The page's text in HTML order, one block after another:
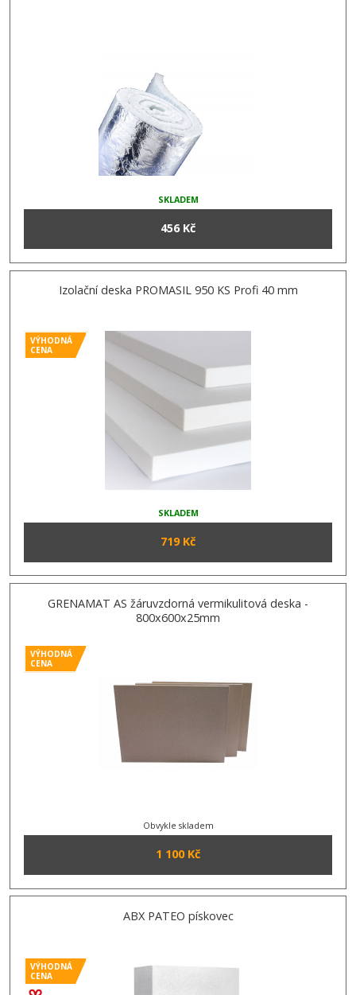
SKLADEM
456 Kč
Izolační deska PROMASIL 950 KS Profi 40 mm
VÝHODNÁ
CENA
SKLADEM
719 Kč
GRENAMAT AS žáruvzdorná vermikulitová deska -
800x600x25mm
VÝHODNÁ
CENA
Obvykle skladem
1 100 Kč
ABX PATEO pískovec
VÝHODNÁ
CENA